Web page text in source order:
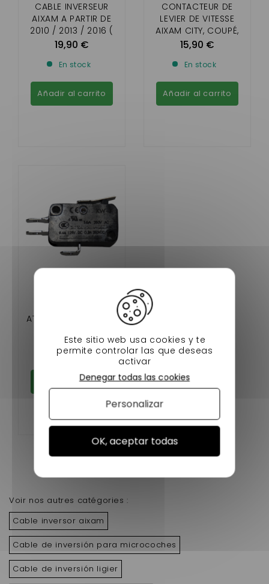
CABLE INVERSEUR
AIXAM A PARTIR DE
2010 / 2013 / 2016 (
GAMME
SATION)
19,90 €
En stock
Añadir al carrito
CONTACTEUR DE
LEVIER DE VITESSE
AIXAM CITY, COUPÉ,
CROSSLINE,
MINAUTO / GAMME
SENSATION ,ÉMOTION,
AMBITION
15,90 €
En stock
Añadir al carrito
ATRÁS,NEUTRO AIXAM
2004,MICROCAR MC2
En stock
Añadir al carrito
Voir nos autres catégories :
Cable inversor aixam
Cable de inversión para microcoches
Cable de inversión ligier
Este sitio web usa cookies y te
permite controlar las que deseas
activar
OK, aceptar todas
Denegar todas las cookies
Personalizar